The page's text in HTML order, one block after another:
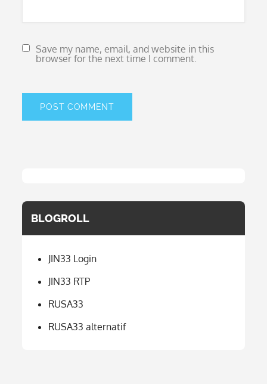
Save my name, email, and website in this
browser for the next time I comment.
BLOGROLL
JIN33 Login
JIN33 RTP
RUSA33
RUSA33 alternatif